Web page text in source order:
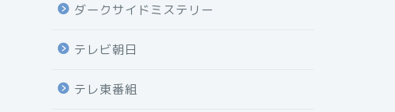
ダークサイドミステリー
テレビ朝日
テレ東番組